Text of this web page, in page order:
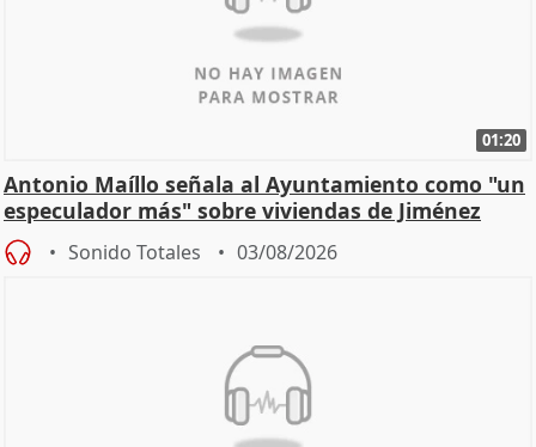
01:20
Antonio Maíllo señala al Ayuntamiento como "un
especulador más" sobre viviendas de Jiménez
Becerril
Sonido Totales 03/08/2026